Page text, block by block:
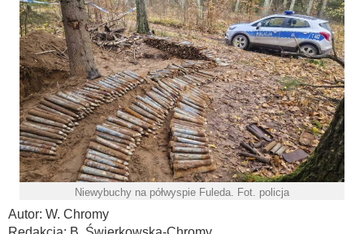
Niewybuchy na półwyspie Fuleda. Fot. policja
Autor: W. Chromy